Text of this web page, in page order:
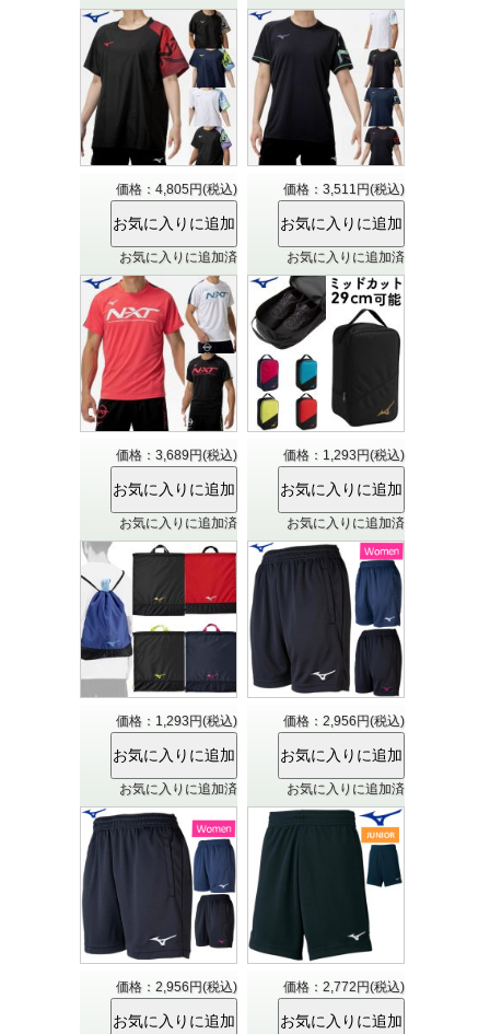
価格：4,805円(税込)
お気に入りに追加済
価格：3,511円(税込)
お気に入りに追加済
価格：3,689円(税込)
お気に入りに追加済
価格：1,293円(税込)
お気に入りに追加済
価格：1,293円(税込)
お気に入りに追加済
価格：2,956円(税込)
お気に入りに追加済
価格：2,956円(税込) 価格：2,772円(税込)